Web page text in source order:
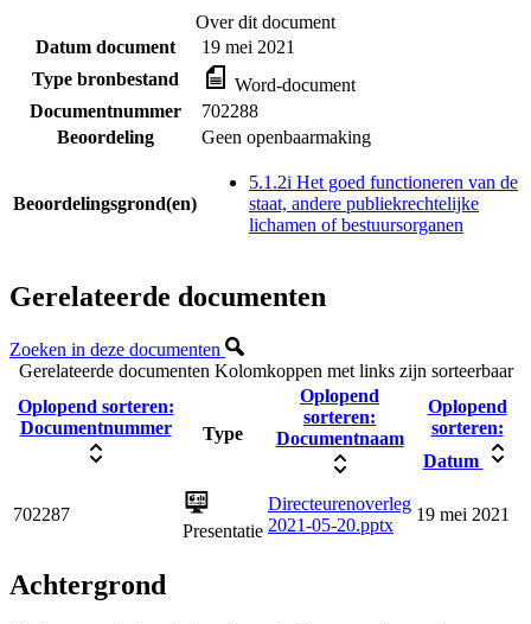
Over dit document
Datum document
19 mei 2021
Type bronbestand
Word-document
Documentnummer
702288
Beoordeling
Geen openbaarmaking
Beoordelingsgrond(en)
5.1.2i Het goed functioneren van de
staat, andere publiekrechtelijke
lichamen of bestuursorganen
Gerelateerde documenten
Zoeken in deze documenten
Gerelateerde documenten Kolomkoppen met links zijn sorteerbaar
Oplopend sorteren:
Documentnummer
Type
Oplopend
sorteren:
Documentnaam
Oplopend
sorteren:
Datum
702287
Presentatie
Directeurenoverleg
2021-05-20.pptx
19 mei 2021
Achtergrond